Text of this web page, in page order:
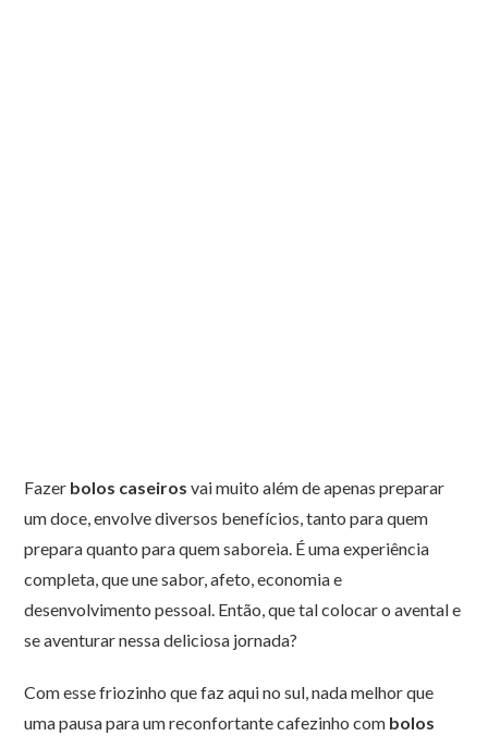
Fazer bolos caseirosvai muito além de apenas preparar
um doce, envolve diversos benefícios, tanto para quem
prepara quanto para quem saboreia. É uma experiência
completa, que une sabor, afeto, economia e
desenvolvimento pessoal. Então, que tal colocar o avental e
se aventurar nessa deliciosa jornada?
Com esse friozinho que faz aqui no sul, nada melhor que
uma pausa para um reconfortante cafezinho com bolos